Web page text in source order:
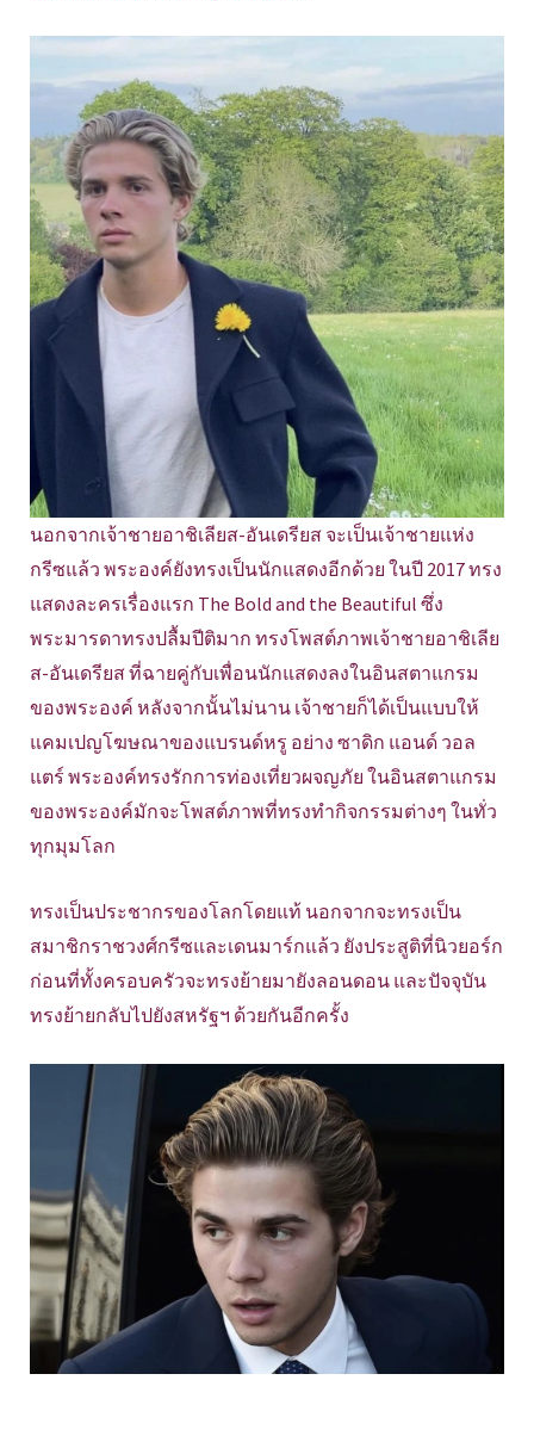
นอกจากเจ้าชายอาชิเลียส-อันเดรียส จะเป็นเจ้าชายแห่ง
กรีซแล้ว พระองค์ยังทรงเป็นนักแสดงอีกด้วย ในปี 2017 ทรง
แสดงละครเรื่องแรก The Bold and the Beautiful ซึ่ง
พระมารดาทรงปลื้มปีติมาก ทรงโพสต์ภาพเจ้าชายอาชิเลีย
ส-อันเดรียส ที่ฉายคู่กับเพื่อนนักแสดงลงในอินสตาแกรม
ของพระองค์ หลังจากนั้นไม่นาน เจ้าชายก็ได้เป็นแบบให้
แคมเปญโฆษณาของแบรนด์หรู อย่าง ซาดิก แอนด์ วอล
แตร์ พระองค์ทรงรักการท่องเที่ยวผจญภัย ในอินสตาแกรม
ของพระองค์มักจะโพสต์ภาพที่ทรงทำกิจกรรมต่างๆ ในทั่ว
ทุกมุมโลก
ทรงเป็นประชากรของโลกโดยแท้ นอกจากจะทรงเป็น
สมาชิกราชวงศ์กรีซและเดนมาร์กแล้ว ยังประสูติที่นิวยอร์ก
ก่อนที่ทั้งครอบครัวจะทรงย้ายมายังลอนดอน และปัจจุบัน
ทรงย้ายกลับไปยังสหรัฐฯ ด้วยกันอีกครั้ง